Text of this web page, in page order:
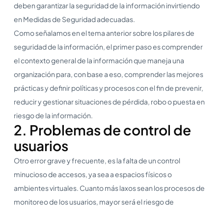
deben garantizar la seguridad de la información invirtiendo
en Medidas de Seguridad adecuadas.
Como señalamos en el tema anterior sobre los pilares de
seguridad de la información, el primer paso es comprender
el contexto general de la información que maneja una
organización para, con base a eso, comprender las mejores
prácticas y definir políticas y procesos con el fin de prevenir,
reducir y gestionar situaciones de pérdida, robo o puesta en
riesgo de la información.
2. Problemas de control de
usuarios
Otro error grave y frecuente, es la falta de un control
minucioso de accesos, ya sea a espacios físicos o
ambientes virtuales. Cuanto más laxos sean los procesos de
monitoreo de los usuarios, mayor será el riesgo de